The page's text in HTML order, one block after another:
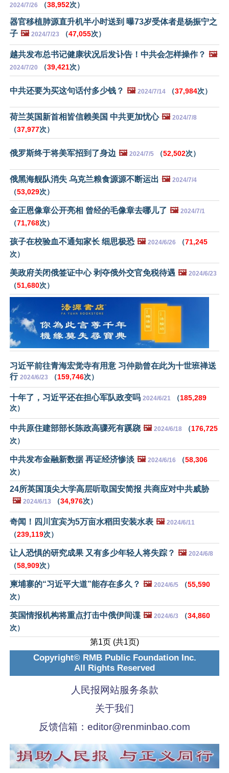
2024/7/26 （38,952次）
器官移植肺源直升机半小时送到 曝73岁受体者是杨振宁之
子 🖼️ 2024/7/23 （47,055次）
越共发布总书记健康状况后发讣告！中共会怎样操作？ 🖼️
2024/7/20 （39,421次）
中共还要为买这句话付多少钱？ 🖼️ 2024/7/14 （37,984次）
荷兰英国新首相皆信赖美国 中共更加忧心 🖼️ 2024/7/8
（37,977次）
俄罗斯终于将美军招到了身边 🖼️ 2024/7/5 （52,502次）
俄黑海舰队消失 乌克兰粮食源源不断运出 🖼️ 2024/7/4
（53,029次）
金正恩像章公开亮相 曾经的毛像章去哪儿了 🖼️ 2024/7/1
（71,768次）
孩子在校验血不通知家长 细思极恐 🖼️ 2024/6/26 （71,245
次）
美政府关闭俄签证中心 剥夺俄外交官免税待遇 🖼️ 2024/6/23
（51,680次）
习近平前往青海宏觉寺有用意 习仲勋曾在此为十世班禅送
行 2024/6/23 （159,746次）
十年了，习近平还在担心军队政变吗 2024/6/21 （185,289
次）
中共原住建部部长陈政高骤死有蹊跷 🖼️ 2024/6/18 （176,725
次）
中共发布金融新数据 再证经济惨淡 🖼️ 2024/6/16 （58,306
次）
24所英国顶尖大学高层听取国安简报 共商应对中共威胁
🖼️ 2024/6/13 （34,976次）
奇闻！四川宜宾为5万亩水稻田安装水表 🖼️ 2024/6/11
（239,119次）
让人恐惧的研究成果 又有多少年轻人将失踪？ 🖼️ 2024/6/8
（58,909次）
柬埔寨的“习近平大道”能存在多久？ 🖼️ 2024/6/5 （55,590
次）
英国情报机构将重点打击中俄伊间谍 🖼️ 2024/6/3 （34,860
次）
第1页 (共1页)
Copyright© RMB Public Foundation Inc.
All Rights Reserved
人民报网站服务条款
关于我们
反馈信箱： editor@renminbao.com